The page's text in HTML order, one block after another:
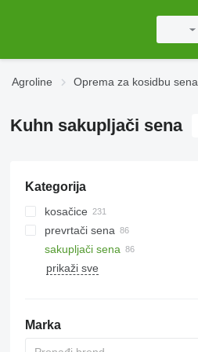
Agroline Oprema za kosidbu sena
Kuhn sakupljači sena
Kategorija
kosačice
rotacione kosilice
roto-kosačice s gnječilom
kranske kosilice
prevrtači sena
sakupljači sena
prikaži sve
Marka